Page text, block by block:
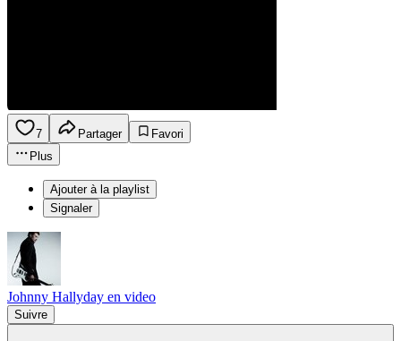
7 Partager
Favori
Plus
Ajouter à la playlist
Signaler
Johnny Hallyday en video
Suivre